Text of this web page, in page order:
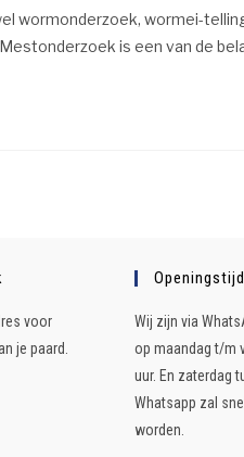
wormonderzoek, wormei-
is een van de
voor
je paard.
Wij zijn via
op maandag t/m
uur. En zaterdag
Whatsapp zal
worden.